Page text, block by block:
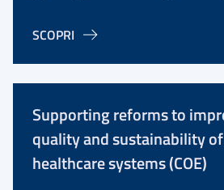
SCOPRI
Supporting reforms to
quality and sustainability
healthcare systems (COE)